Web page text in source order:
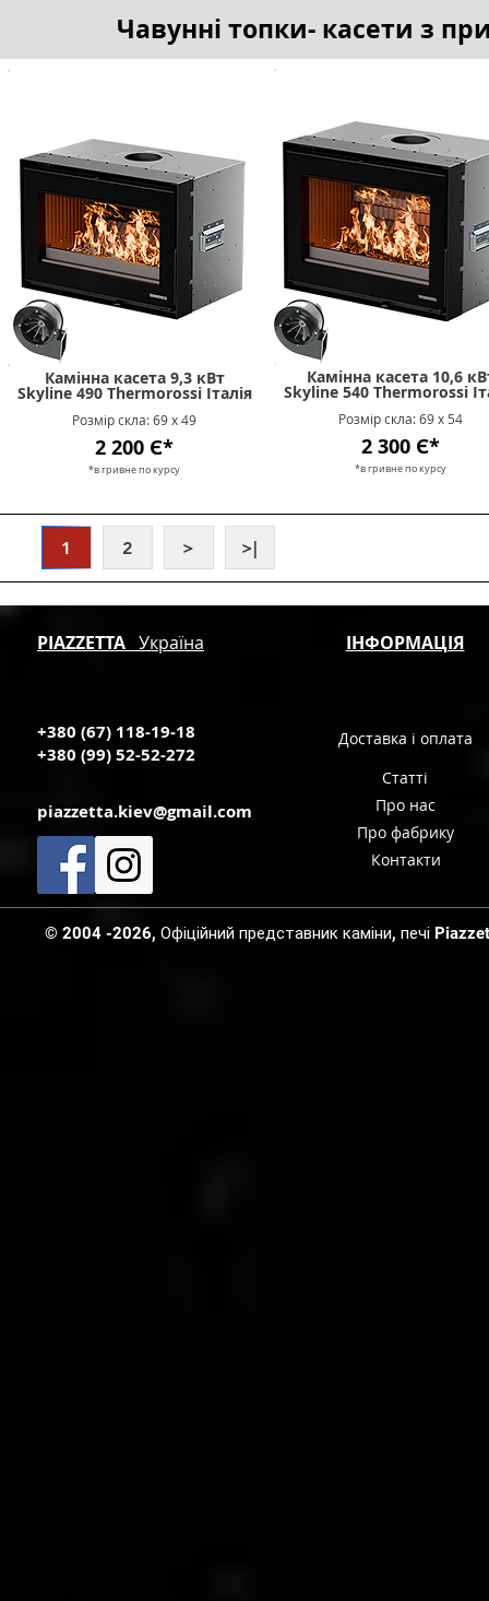
Чавунні топки- касети з
Камінна касета 9,3 кВт
Skyline 490 Thermorossi Італія
Розмір скла: 69 х 49
2 200 Є*
*в гривне по курсу
Камінна касета 10,6
Skyline 540 Thermorossi
Розмір скла: 69 х 54
2 300 Є*
*в гривне по курсу
1 2 > >|
PIAZZETTA Україна ІНФОРМАЦІЯ
+380 (67) 118-19-18
+380 (99) 52-52-272
Доставка і оплата
Статті
piazzetta.kiev@gmail.com
Про нас
Про фабрику
Контакти
© 2004 -2026, Офіційний представник каміни, печі